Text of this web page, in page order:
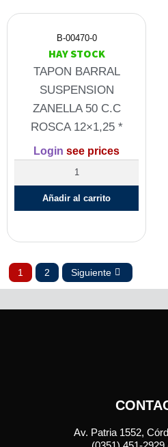
B-00470-0
HAY STOCK
TAPON BARRAL
SUSPENSION
ZANELLA 50 C.C
ROSCA 12×1,25 *
Login see prices
Añadir al carrito
1 2 Siguiente
Av. Patria 1552,